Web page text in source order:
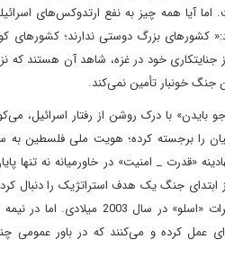
اما آیا همه چیز به نفع ارتدوکس‌های
کشورهای بزرگ دوستی ندارند؛ کشورهای
جنایتکاری خود در غزه، شاهد آن هستند
جنگ خونبار تأمین نمی‌کند.
با درک روشن از رفتار اسرائیل،
را برجسته کرده؛ هویت ملی فلسطین به
«قدرت _ امنیت» در خاورمیانه نه تنها
جنگ یک هدف استراتژیک را دنبال
قاعده به جای قطعنامه 1967 شورای امنیت
عمل کرده و می‌کنند که در باور عمومی